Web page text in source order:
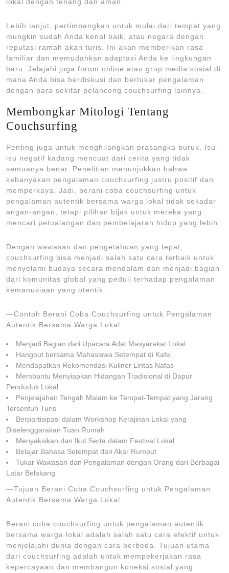
Lebih lanjut, pertimbangkan untuk mulai dari tempat yang
mungkin sudah Anda kenal baik, atau negara dengan
reputasi ramah akan turis. Ini akan memberikan rasa
familiar dan memudahkan adaptasi Anda ke lingkungan
baru. Jelajahi juga forum online atau grup media sosial di
mana Anda bisa berdiskusi dan bertukar pengalaman
dengan para sekitar pelancong couchsurfing lainnya.
Membongkar Mitologi Tentang
Couchsurfing
Penting juga untuk menghilangkan prasangka buruk. Isu-
isu negatif kadang mencuat dari cerita yang tidak
semuanya benar. Penelitian menunjukkan bahwa
kebanyakan pengalaman couchsurfing justru positif dan
memperkaya. Jadi, berani coba couchsurfing untuk
pengalaman autentik bersama warga lokal tidak sekadar
angan-angan, tetapi pilihan bijak untuk mereka yang
mencari petualangan dan pembelajaran hidup yang lebih.
Dengan wawasan dan pengetahuan yang tepat,
couchsurfing bisa menjadi salah satu cara terbaik untuk
menyelami budaya secara mendalam dan menjadi bagian
dari komunitas global yang peduli terhadap pengalaman
kemanusiaan yang otentik.
—Contoh Berani Coba Couchsurfing untuk Pengalaman
Autentik Bersama Warga Lokal
Menjadi Bagian dari Upacara Adat Masyarakat Lokal
Hangout bersama Mahasiswa Setempat di Kafe
Mendapatkan Rekomendasi Kuliner Lintas Nafas
Membantu Menyiapkan Hidangan Tradisional di Dapur
Penduduk Lokal
Penjelajahan Tengah Malam ke Tempat-Tempat yang Jarang
Tersentuh Turis
Berpartisipasi dalam Workshop Kerajinan Lokal yang
Diselenggarakan Tuan Rumah
Menyaksikan dan Ikut Serta dalam Festival Lokal
Belajar Bahasa Setempat dari Akar Rumput
Tukar Wawasan dan Pengalaman dengan Orang dari Berbagai
Latar Belakang
—Tujuan Berani Coba Couchsurfing untuk Pengalaman
Autentik Bersama Warga Lokal
Berani coba couchsurfing untuk pengalaman autentik
bersama warga lokal adalah salah satu cara efektif untuk
menjelajahi dunia dengan cara berbeda. Tujuan utama
dari couchsurfing adalah untuk mempekerjakan rasa
kepercayaan dan membangun koneksi sosial yang